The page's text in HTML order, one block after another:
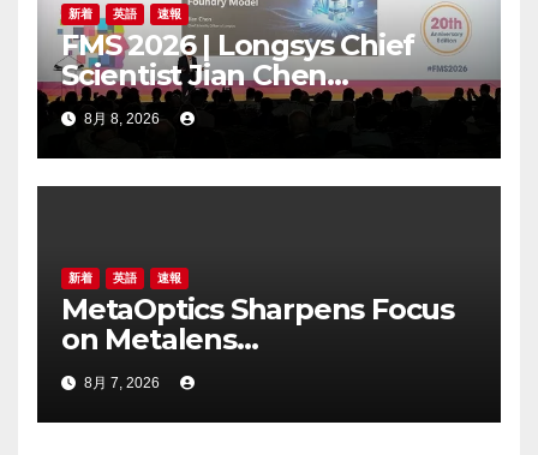
新着 英語 速報
FMS 2026 | Longsys Chief
Scientist Jian Chen
Highlights the Storage
Foundry Model for Edge AI
8月 8, 2026
新着 英語 速報
MetaOptics Sharpens Focus
on Metalens
Commercialisation;
Withdraws Nasdaq Listing
Application, and Defers U.S.
8月 7, 2026